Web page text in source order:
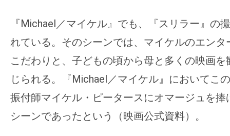
『Michael／マイケル』でも、『スリラー』の
れている。そのシーンでは、マイケルのエン
こだわりと、子どもの頃から母と多くの映画
じられる。『Michael／マイケル』においてこ
振付師マイケル・ピータースにオマージュを
シーンであったという（映画公式資料）。